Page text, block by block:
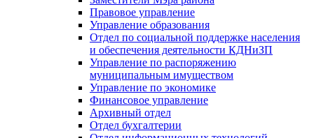
Правовое управление
Управление образования
Отдел по социальной поддержке населения
и обеспечения деятельности КДНиЗП
Управление по распоряжению
муниципальным имуществом
Управление по экономике
Финансовое управление
Архивный отдел
Отдел бухгалтерии